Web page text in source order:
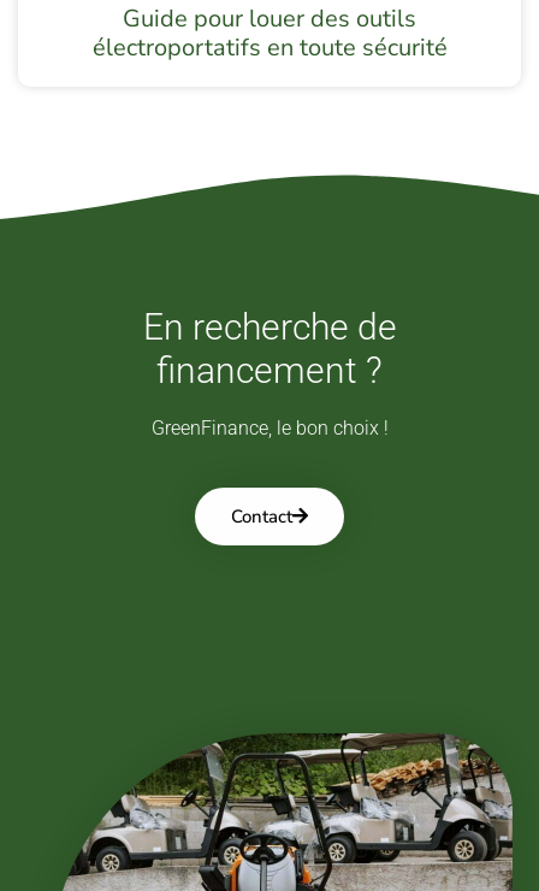
Guide pour louer des outils
électroportatifs en toute sécurité
En recherche de
financement ?
GreenFinance, le bon choix !
Contact